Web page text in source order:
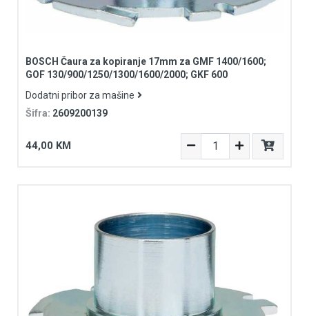
BOSCH Čaura za kopiranje 17mm za GMF 1400/1600;
GOF 130/900/1250/1300/1600/2000; GKF 600
Dodatni pribor za mašine
Šifra: 2609200139
44,00 KM